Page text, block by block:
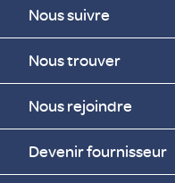
Nous suivre
Nous trouver
Nous rejoindre
Devenir fournisseur